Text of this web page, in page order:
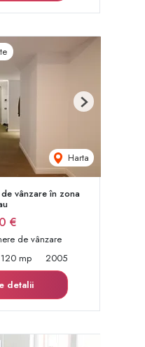
Harta
Next
vânzare în zona
€
de vânzare
120 mp
2005
detalii